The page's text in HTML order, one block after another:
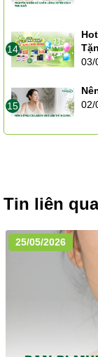
14
03/
15
02/
Tin liên
25/05/2026